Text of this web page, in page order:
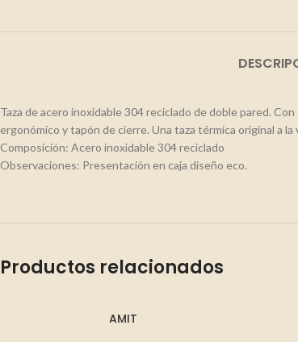
Taza de acero inoxidable 304 reciclado de doble pared.
ergonómico y tapón de cierre. Una taza térmica original a la
Composición: Acero inoxidable 304 reciclado
Observaciones: Presentación en caja diseño eco.
Productos relacionados
AMIT